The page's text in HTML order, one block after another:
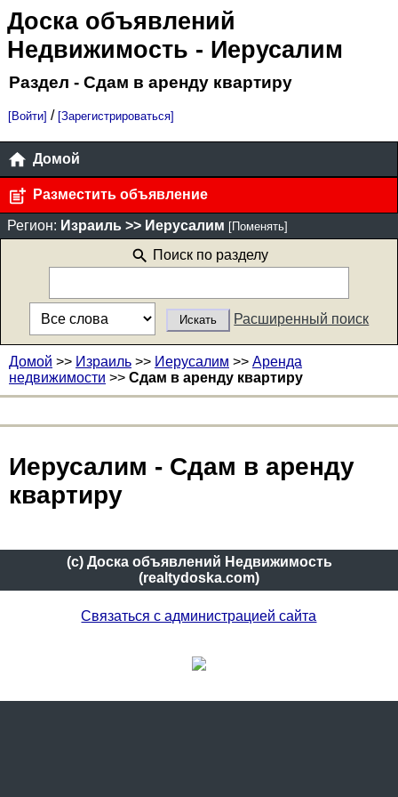
Доска объявлений
Недвижимость - Иерусалим
Раздел - Сдам в аренду квартиру
[Войти] / [Зарегистрироваться]
Домой
Разместить объявление
Регион: Израиль >> Иерусалим [Поменять]
Поиск по разделу
Расширенный поиск
Домой >> Израиль >> Иерусалим >> Аренда
недвижимости >> Сдам в аренду квартиру
Иерусалим - Сдам в аренду
квартиру
(c) Доска объявлений Недвижимость
(realtydoska.com)
Связаться с администрацией сайта